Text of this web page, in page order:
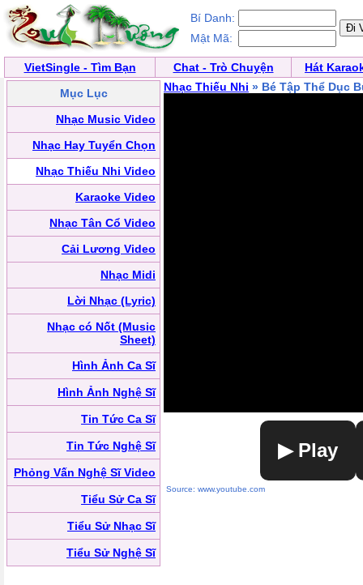
Bí Danh:
Mật Mã:
VietSingle - Tìm Bạn Chat - Trò Chuyện
Hát
Mục Lục
Nhạc Music Video
Nhạc Hay Tuyển Chọn
Nhạc Thiếu Nhi Video
Karaoke Video
Nhạc Tân Cổ Video
Cải Lương Video
Nhạc Midi
Lời Nhạc (Lyric)
Nhạc có Nốt (Music
Sheet)
Hình Ảnh Ca Sĩ
Hình Ảnh Nghệ Sĩ
Tin Tức Ca Sĩ
Tin Tức Nghệ Sĩ
Phỏng Vấn Nghệ Sĩ Video
Tiểu Sử Ca Sĩ
Tiểu Sử Nhạc Sĩ
Tiểu Sử Nghệ Sĩ
Nhạc Thiếu Nhi » Bé Tập Thể Dục
▶ Play
Source: www.youtube.com